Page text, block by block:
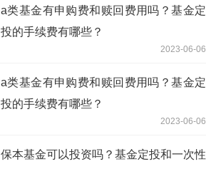
a类基金有申购费和赎回费用吗？基金定
投的手续费有哪些？
2023-06-06
a类基金有申购费和赎回费用吗？基金定
投的手续费有哪些？
2023-06-06
保本基金可以投资吗？基金定投和一次性